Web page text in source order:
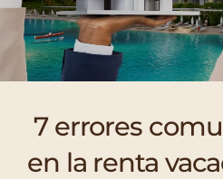
7 errores
en la renta